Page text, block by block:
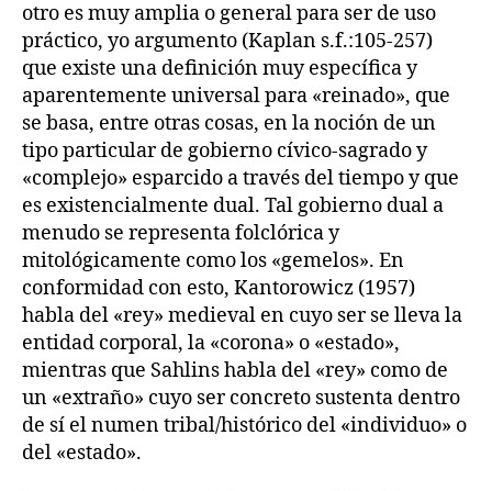
otro es muy amplia o general para ser de uso
práctico, yo argumento (Kaplan s.f.:105-257)
que existe una definición muy específica y
aparentemente universal para «reinado», que
se basa, entre otras cosas, en la noción de un
tipo particular de gobierno cívico-sagrado y
«complejo» esparcido a través del tiempo y que
es existencialmente dual. Tal gobierno dual a
menudo se representa folclórica y
mitológicamente como los «gemelos». En
conformidad con esto, Kantorowicz (1957)
habla del «rey» medieval en cuyo ser se lleva la
entidad corporal, la «corona» o «estado»,
mientras que Sahlins habla del «rey» como de
un «extraño» cuyo ser concreto sustenta dentro
de sí el numen tribal/histórico del «individuo» o
del «estado».